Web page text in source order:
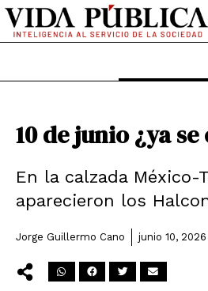
Ir
contenido
10 de junio ¿ya
En la calzada México-
aparecieron los
Jorge Guillermo Cano junio 10, 2026